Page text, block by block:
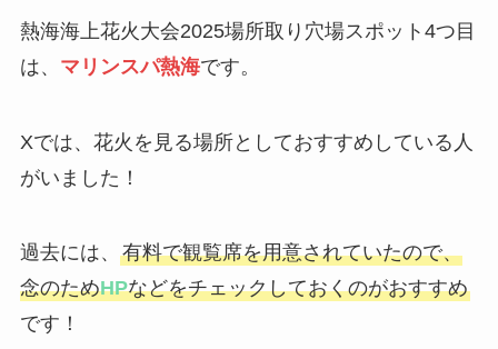
熱海海上花火大会2025場所取り穴場スポット4つ目
は、 マリンスパ熱海です。
Xでは、花火を見る場所としておすすめしている人
がいました！
過去には、 有料で観覧席を用意されていたので、
念のためHPなどをチェックしておくのがおすすめ
です！